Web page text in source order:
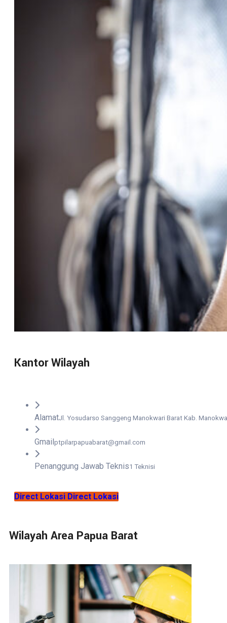
Kantor Wilayah
AlamatJl. Yosudarso Sanggeng Manokwari Barat Kab.
Gmail ptpilarpapuabarat@gmail.com
Penanggung Jawab Teknis1 Teknisi
Direct Lokasi Direct Lokasi
Wilayah Area Papua Barat